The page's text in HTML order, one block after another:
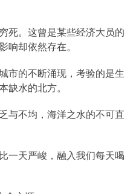
死。这曾是某些经济大员的
响却依然存在。
市的不断涌现，考验的是生
缺水的北方。
与不均，海洋之水的不可直
一天严峻，融入我们每天喝